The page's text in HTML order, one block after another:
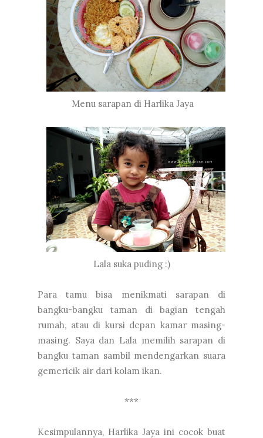
Menu sarapan di Harlika Jaya
Lala suka puding :)
Para tamu bisa menikmati sarapan di
bangku-bangku taman di bagian tengah
rumah, atau di kursi depan kamar masing-
masing. Saya dan Lala memilih sarapan di
bangku taman sambil mendengarkan suara
gemericik air dari kolam ikan.
***
Kesimpulannya, Harlika Jaya ini cocok buat